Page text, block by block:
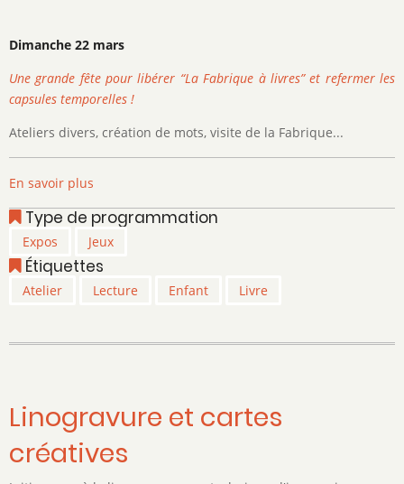
Dimanche 22 mars
Une grande fête pour libérer “La Fabrique à livres” et refermer les
capsules temporelles !
Ateliers divers, création de mots, visite de la Fabrique...
En savoir plus
Activités
de
la
bibliothèque
communale
Type de programmation
Expos Jeux
Étiquettes
Atelier Lecture Enfant Livre
Linogravure et cartes
créatives